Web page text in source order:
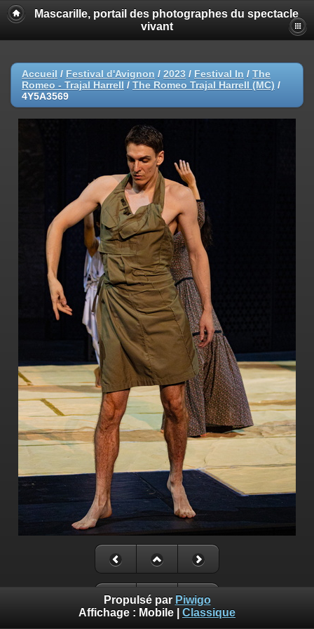
Mascarille, portail des photographes du spectacle
vivant
Accueil / Festival d'Avignon / 2023 / Festival In / The
Romeo - Trajal Harrell / The Romeo Trajal Harrell (MC) /
4Y5A3569
Propulsé par Piwigo
Affichage : Mobile Classique